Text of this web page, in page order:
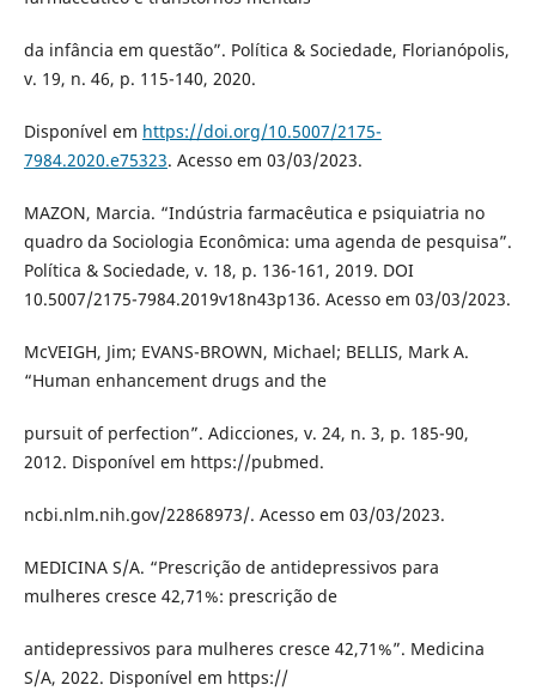
da infância em questão”. Política & Sociedade, Florianópolis,
v. 19, n. 46, p. 115-140, 2020.
Disponível em https://doi.org/10.5007/2175-
7984.2020.e75323. Acesso em 03/03/2023.
MAZON, Marcia. “Indústria farmacêutica e psiquiatria no
quadro da Sociologia Econômica: uma agenda de pesquisa”.
Política & Sociedade, v. 18, p. 136-161, 2019. DOI
10.5007/2175-7984.2019v18n43p136. Acesso em 03/03/2023.
McVEIGH, Jim; EVANS-BROWN, Michael; BELLIS, Mark A.
“Human enhancement drugs and the
pursuit of perfection”. Adicciones, v. 24, n. 3, p. 185-90,
2012. Disponível em https://pubmed.
ncbi.nlm.nih.gov/22868973/. Acesso em 03/03/2023.
MEDICINA S/A. “Prescrição de antidepressivos para
mulheres cresce 42,71%: prescrição de
antidepressivos para mulheres cresce 42,71%”. Medicina
S/A, 2022. Disponível em https://